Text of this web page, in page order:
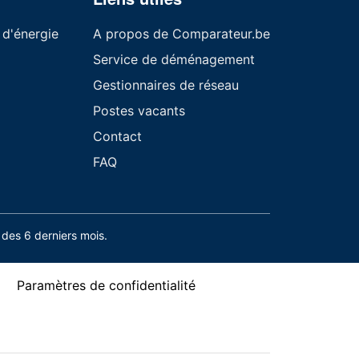
A propos de Comparateur.be
Service de déménagement
Gestionnaires de réseau
Postes vacants
Contact
FAQ
6 derniers mois.
Paramètres de confidentialité